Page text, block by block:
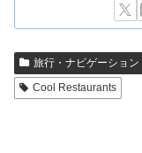
旅行・ナビゲーション
Cool Restaurants